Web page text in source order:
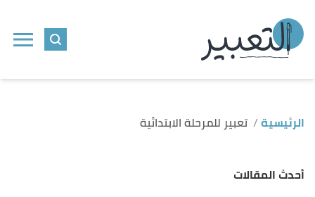
الرئيسية تعبير للمرحلة الابتدائية
أحدث المقالات